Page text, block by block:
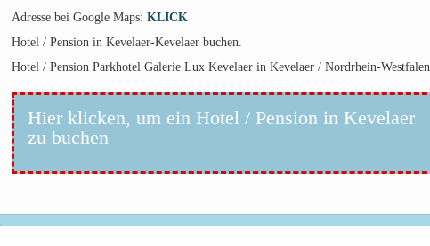
Adresse bei Google Maps: KLICK
Hotel / Pension in Kevelaer-Kevelaer buchen.
Hotel / Pension Parkhotel Galerie Lux Kevelaer in Kevelaer / Nordrhein-Westfalen
Hier klicken, um ein Hotel / Pension in Kevelaer
zu buchen